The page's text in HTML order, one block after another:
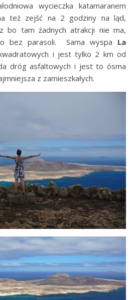
wycieczka katamaranem
też zejść na 2 godziny na ląd,
bo tam żadnych atrakcji nie ma,
bez parasoli. Sama wyspa La
i jest tylko 2 km od
dróg asfaltowych i jest to ósma
z zamieszkałych.